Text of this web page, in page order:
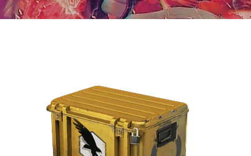
CSGO音乐盒
CSGO箱子